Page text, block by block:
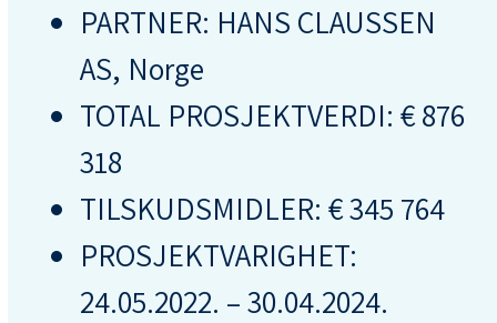
PARTNER: HANS CLAUSSEN
AS, Norge
TOTAL PROSJEKTVERDI: € 876
318
TILSKUDSMIDLER: € 345 764
PROSJEKTVARIGHET:
24.05.2022. – 30.04.2024.